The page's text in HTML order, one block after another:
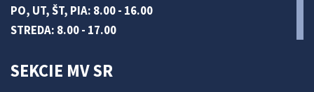
PO, UT, ŠT, PIA: 8.00 - 16.00
STREDA: 8.00 - 17.00
SEKCIE MV SR